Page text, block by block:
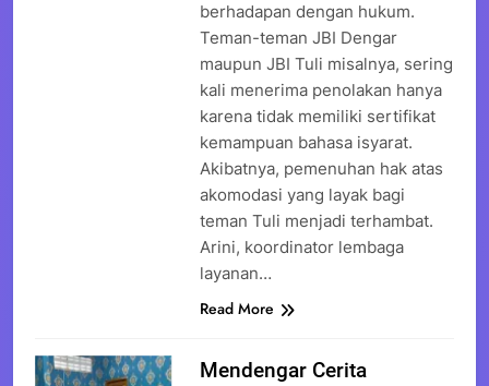
berhadapan dengan hukum.
Teman-teman JBI Dengar
maupun JBI Tuli misalnya, sering
kali menerima penolakan hanya
karena tidak memiliki sertifikat
kemampuan bahasa isyarat.
Akibatnya, pemenuhan hak atas
akomodasi yang layak bagi
teman Tuli menjadi terhambat.
Arini, koordinator lembaga
layanan…
Read More
Mendengar Cerita